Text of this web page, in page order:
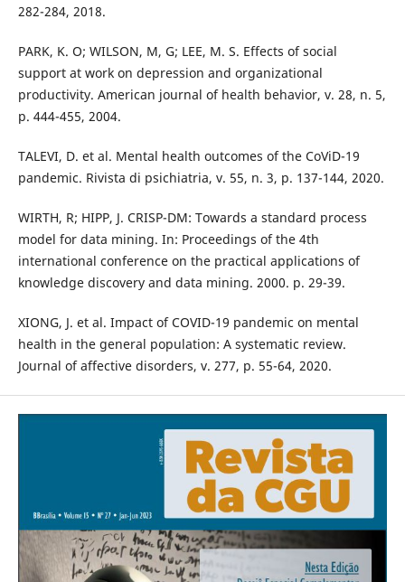
282-284, 2018.
PARK, K. O; WILSON, M, G; LEE, M. S. Effects of social
support at work on depression and organizational
productivity. American journal of health behavior, v. 28, n. 5,
p. 444-455, 2004.
TALEVI, D. et al. Mental health outcomes of the CoViD-19
pandemic. Rivista di psichiatria, v. 55, n. 3, p. 137-144, 2020.
WIRTH, R; HIPP, J. CRISP-DM: Towards a standard process
model for data mining. In: Proceedings of the 4th
international conference on the practical applications of
knowledge discovery and data mining. 2000. p. 29-39.
XIONG, J. et al. Impact of COVID-19 pandemic on mental
health in the general population: A systematic review.
Journal of affective disorders, v. 277, p. 55-64, 2020.